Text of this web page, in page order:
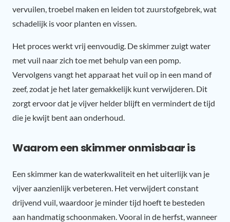
vervuilen, troebel maken en leiden tot zuurstofgebrek, wat
schadelijk is voor planten en vissen.
Het proces werkt vrij eenvoudig. De skimmer zuigt water
met vuil naar zich toe met behulp van een pomp.
Vervolgens vangt het apparaat het vuil op in een mand of
zeef, zodat je het later gemakkelijk kunt verwijderen. Dit
zorgt ervoor dat je vijver helder blijft en vermindert de tijd
die je kwijt bent aan onderhoud.
Waarom een skimmer onmisbaar is
Een skimmer kan de waterkwaliteit en het uiterlijk van je
vijver aanzienlijk verbeteren. Het verwijdert constant
drijvend vuil, waardoor je minder tijd hoeft te besteden
aan handmatig schoonmaken. Vooral in de herfst, wanneer